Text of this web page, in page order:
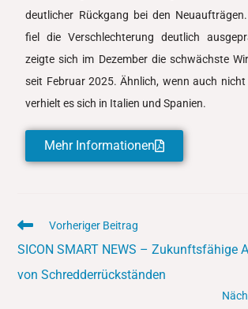
deutlicher Rückgang bei den
fiel die Verschlechterung deutlich
zeigte sich im Dezember die schwächste
seit Februar 2025. Ähnlich, wenn auch
verhielt es sich in Italien und Spanien.
Mehr Informationen
Vorheriger Beitrag
SICON SMART NEWS – Zukunftsfähige
von Schredderrückständen